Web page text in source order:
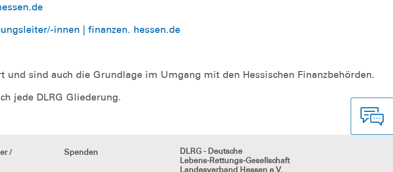
innen | finanzen. hessen.de
sind auch die Grundlage im Umgang mit den Hessischen Finanzbehörden.
jede DLRG Gliederung.
/
Spenden
DLRG - Deutsche
Lebens-Rettungs-Gesellschaft
Landesverband Hessen e.V.